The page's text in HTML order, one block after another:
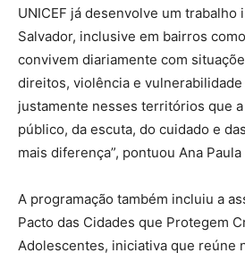
UNICEF já desenvolve um trabalho
Salvador, inclusive em bairros
convivem diariamente com
direitos, violência e vulnerabilidade
justamente nesses territórios que
público, da escuta, do cuidado e
mais diferença”, pontuou Ana Paula
A programação também incluiu a
Pacto das Cidades que Protegem
Adolescentes, iniciativa que reúne